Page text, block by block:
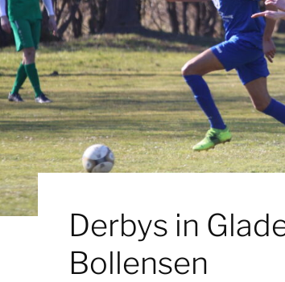
Derbys in
Bollensen